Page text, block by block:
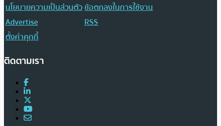
นโยบายความเป็นส่วนตัวข้อตกลงในการใช้งาน
Advertise
RSS
ตั้งค่าคุกกี้
ติดตามเรา